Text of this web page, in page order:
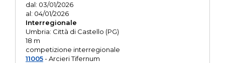
dal: 03/01/2026
al: 04/01/2026
Interregionale
Umbria: Città di Castello (PG)
18 m
competizione interregionale
11005- Arcieri Tifernum